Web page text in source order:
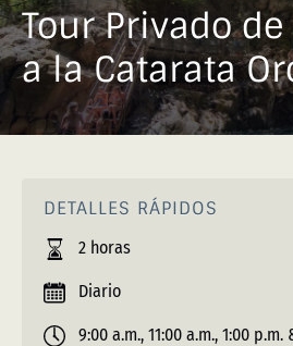
Tour Privado
a la Catarata
DETALLES RÁPIDOS
2 horas
Diario
9:00 a.m., 11:00 a.m., 1:00 p.m.